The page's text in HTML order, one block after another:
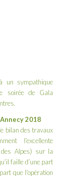
un sympathique
soirée de Gala
2018
bilan des travaux
l’excellente
des Alpes) sur la
faille d’une part
que l’opération